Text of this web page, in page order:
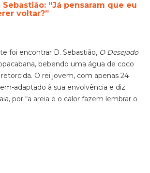
Sebastião: “Já pensaram que eu
voltar?”
foi encontrar D. Sebastião, O Desejado
bebendo uma água de coco
O rei jovem, com apenas 24
adaptado à sua envolvência e diz
por “a areia e o calor fazem lembrar o